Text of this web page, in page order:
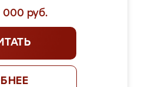
000 руб.